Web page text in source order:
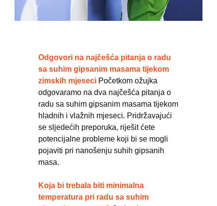
Odgovori na najčešća pitanja o radu
sa suhim gipsanim masama tijekom
zimskih mjeseciPočetkom ožujka
odgovaramo na dva najčešća pitanja o
radu sa suhim gipsanim masama tijekom
hladnih i vlažnih mjeseci. Pridržavajući
se sljedećih preporuka, riješit ćete
potencijalne probleme koji bi se mogli
pojaviti pri nanošenju suhih gipsanih
masa.
Koja bi trebala biti minimalna
temperatura pri radu sa suhim